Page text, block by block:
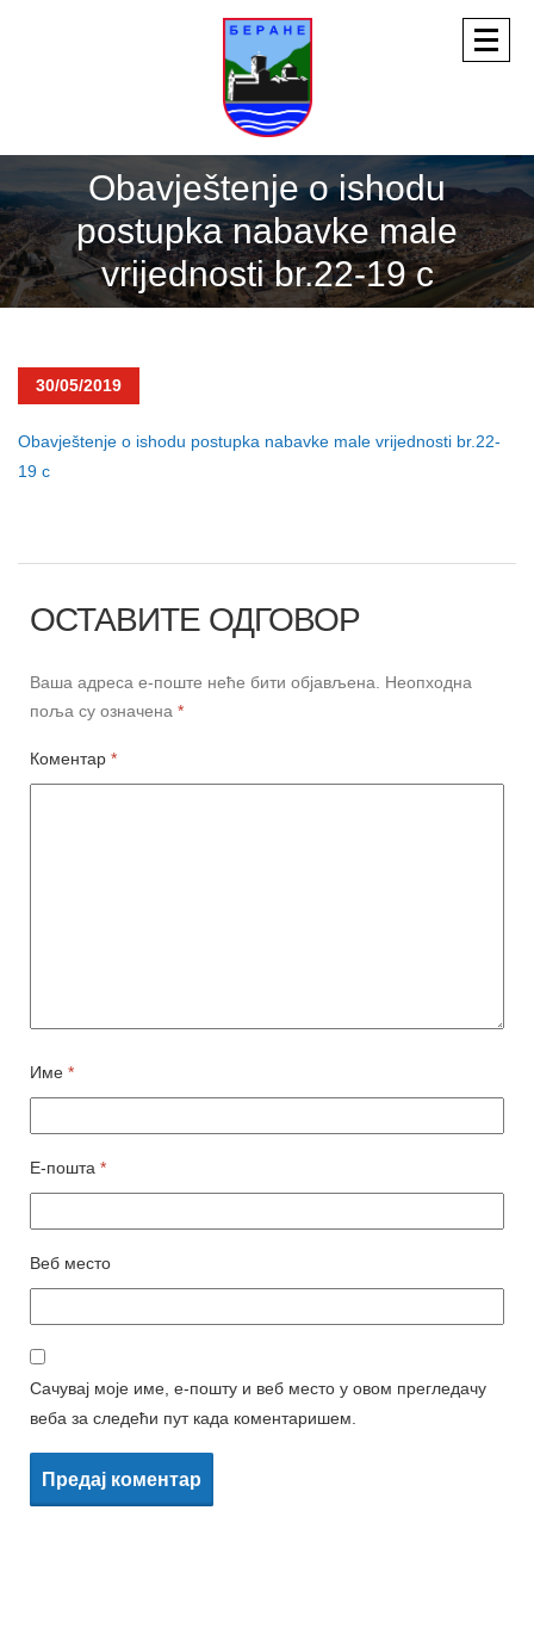
Obavještenje o ishodu
postupka nabavke male
vrijednosti br.22-19 c
30/05/2019
Obavještenje o ishodu postupka nabavke male vrijednosti br.22-
19 c
ОСТАВИТЕ ОДГОВОР
Ваша адреса е-поште неће бити објављена. Неопходна
поља су означена *
Коментар *
Име *
Е-пошта *
Веб место
Сачувај моје име, е-пошту и веб место у овом прегледачу
веба за следећи пут када коментаришем.